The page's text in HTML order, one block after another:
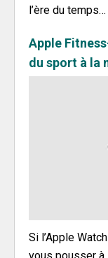
l’ère du temps…
Apple
du sport à la
Si l’Apple